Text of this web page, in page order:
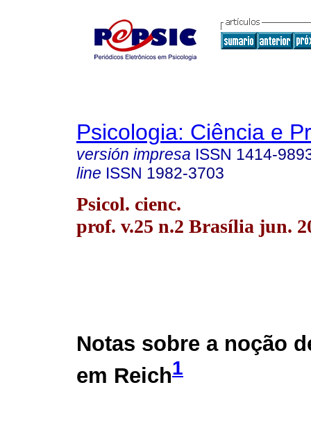
Psicologia: Ciência e
versión impresa ISSN 1414-
line ISSN 1982-3703
Psicol. cienc.
prof. v.25 n.2 Brasília jun.
Notas sobre a noção
em Reich1